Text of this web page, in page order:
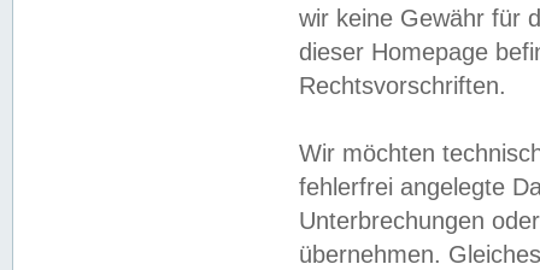
wir keine Gewähr für
dieser Homepage
Rechtsvorschriften.
Wir möchten
fehlerfrei angelegte
Unterbrechungen
übernehmen.